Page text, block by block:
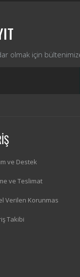
olmak için
ve Destek
ve Teslimat
Verilen Korunmas
Takibi